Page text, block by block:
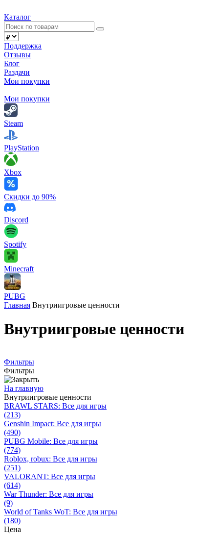
Каталог
Поддержка
Отзывы
Блог
Раздачи
Мои покупки
Мои покупки
Steam
PlayStation
Xbox
Скидки до 90%
Discord
Spotify
Minecraft
PUBG
Главная Внутриигровые ценности
Внутриигровые ценности
Фильтры
Фильтры
На главную
Внутриигровые ценности
BRAWL STARS: Все для игры
(213)
Genshin Impact: Все для игры
(490)
PUBG Mobile: Все для игры
(774)
Roblox, robux: Все для игры
(251)
VALORANT: Все для игры
(614)
War Thunder: Все для игры
(9)
World of Tanks WoT: Все для игры
(180)
Цена